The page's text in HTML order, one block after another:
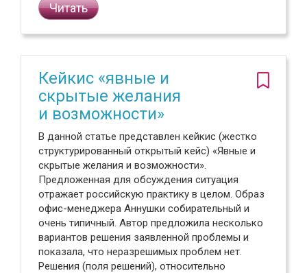
Читать
Кейкис «явные и
скрытые желания
и возможности»
В данной статье представлен кейкис (жестко
структурированный открытый кейс) «Явные и
скрытые желания и возможности».
Предложенная для обсуждения ситуация
отражает российскую практику в целом. Образ
офис-менеджера Аннушки собирательный и
очень типичный. Автор предложила несколько
вариантов решения заявленной проблемы и
показала, что неразрешимых проблем нет.
Решения (поля решений), относительно